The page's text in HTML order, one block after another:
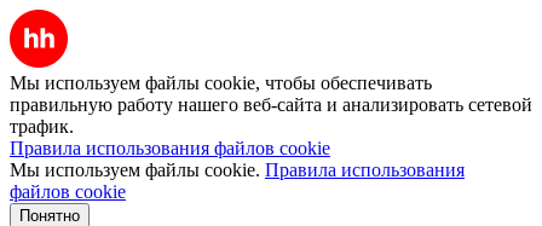
Мы используем файлы cookie, чтобы обеспечивать
правильную работу нашего веб-сайта и анализировать сетевой
трафик.
Правила использования файлов cookie
Мы используем файлы cookie. Правила использования
файлов cookie
Понятно